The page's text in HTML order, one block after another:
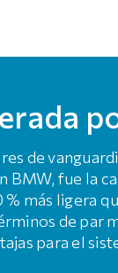
de
fue la
más ligera
de par
para el